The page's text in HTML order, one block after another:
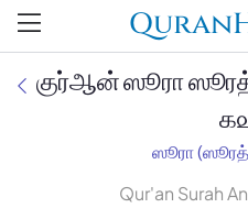
Jan Trust Foundation
குர்ஆன் ஸூரா
ஸூரா
Qur'an Surah